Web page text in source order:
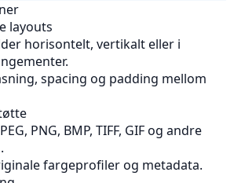
layouts
horisontelt, vertikalt eller i
spacing og padding mellom
PNG, BMP, TIFF, GIF og andre
.
fargeprofiler og metadata.